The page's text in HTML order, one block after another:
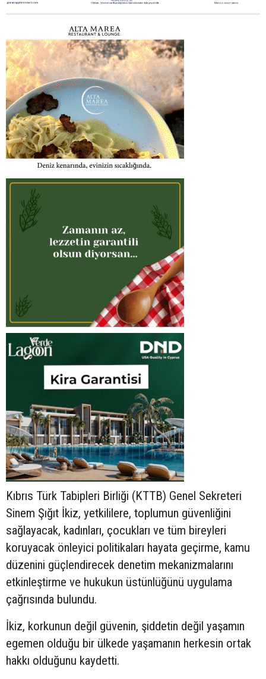
Kıbrıs Türk Tabipleri Birliği (KTTB) Genel Sekreteri
Sinem Şığıt İkiz, yetkililere, toplumun güvenliğini
sağlayacak, kadınları, çocukları ve tüm bireyleri
koruyacak önleyici politikaları hayata geçirme, kamu
düzenini güçlendirecek denetim mekanizmalarını
etkinleştirme ve hukukun üstünlüğünü uygulama
çağrısında bulundu.
İkiz, korkunun değil güvenin, şiddetin değil yaşamın
egemen olduğu bir ülkede yaşamanın herkesin ortak
hakkı olduğunu kaydetti.